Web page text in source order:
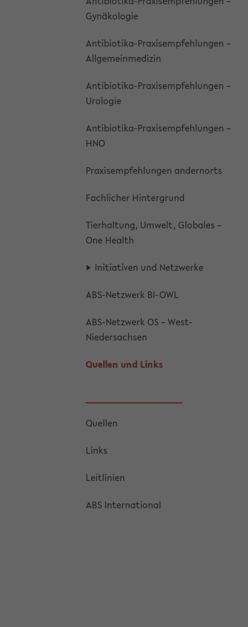
Gy­nä­ko­lo­gie
Antibiotika-​Praxisempfehlungen –
All­ge­mein­me­di­zin
Antibiotika-​Praxisempfehlungen –
Uro­lo­gie
Antibiotika-​Praxisempfehlungen –
HNO
Pra­xis­emp­feh­lun­gen an­dern­orts
Fach­li­cher Hin­ter­grund
Tier­hal­tung, Um­welt, Glo­ba­les –
One Health
In­itia­ti­ven und Netz­wer­ke
ABS-​Netzwerk BI-​OWL
ABS-​Netzwerk OS – West-​
Niedersachsen
Quel­len und Links
Quel­len
Links
Leit­li­ni­en
ABS In­ter­na­tio­nal